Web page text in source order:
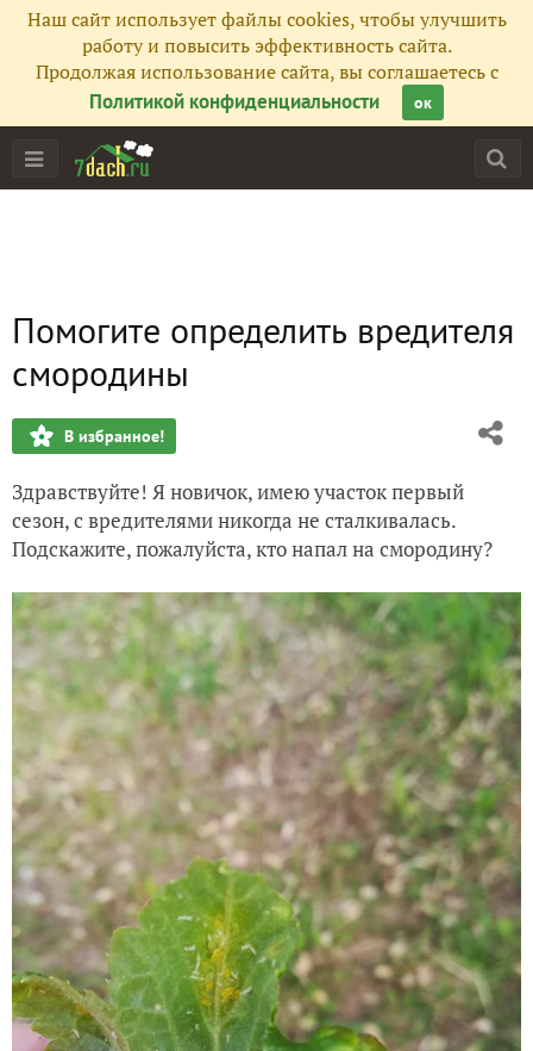
Наш сайт использует файлы cookies, чтобы улучшить
работу и повысить эффективность сайта.
Продолжая использование сайта, вы соглашаетесь с
Политикой конфиденциальности
ок
Помогите определить вредителя
смородины
В избранное!
Здравствуйте! Я новичок, имею участок первый
сезон, с вредителями никогда не сталкивалась.
Подскажите, пожалуйста, кто напал на смородину?